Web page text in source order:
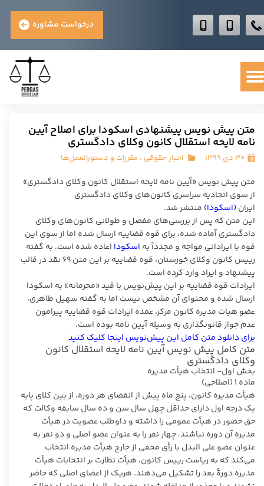
درخواست مشاوره
متن پیش نویس پیشنهادی اسکودا برای اصلاح آیین
نامه لایحه استقلال کانون وکلای دادگستری
۳۰ دی ۱۳۹۹ اخبار حقوقی ، مقررات و دستورالعمل‌ها
متن پیش نویس «آیین نامه لایحه استقلال کانون وکلای دادگستری»
از سوی اتحادیه سراسری کانون‌های وکلای دادگستری
ایران (اسکودا) منتشر شد.
این متن که پس از بررسی‌های مفصل و طولانی کانون‌های وکلای
دادگستری آماده شده، برای قوه قضاییه ارسال شده اما از سوی این
قوه با ایراداتی مواجه و مجدداً به اسکودا اعاده شده است. به گفته
رییس کانون وکلای خوزستان، قوه قضاییه بر این متن ۶۹ نقد در قالب
پیشنهاد و ایراد وارد کرده است.
ایرادات قوه قضاییه بر این پیش‌نویس با قید «محرمانه» به اسکودا
ارسال شده و محتوای آن مشخص نیست اما به گفته سهیل طاهری،
عضو هیات مدیره کانون مرکز، عمده ایرادات قوه قضاییه پیرامون
عدم جواز قانونگذاری به وسیله آیین نامه بوده است.
برای دانلود متن کامل این پیش‌نویس اینجا کلیک کنید
متن کامل پیش نویس آیین نامه لایحه استقلال کانون
وکلای دادگستری
بخش اول- انتخاب هیأت مدیره
ماده ۱ (اصلاحی)
هیأت مدیره کانون، پنج ماه پیش از انقضای هر دوره، از بین کلای پایه
یک درجه اول دارای حداقل چهل سال سن و ده سال سابقه وکالت که
حق حضور در هیأت عمومی را داشته و داوطلب عضویت در هیأت
مدیره آن دوره نباشند، چهار نفر را به عنوان عضو اصلی و دو نفر به
عنوان عضو علی البدل با رأی مخفی از خارج هیأت مدیره انتخاب
می‌کند که به ریاست رییس کانون، هیأت نظارت بر انتخابات هیأت
مدیره دورۀ بعد را تشکیل می‌دهند. هریک از اعضای اصلی که حاضر